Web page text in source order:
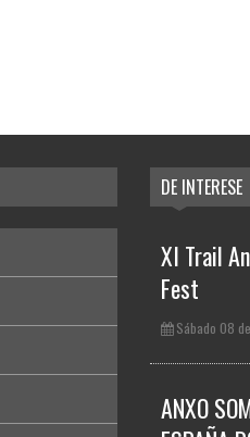
DE INTERESE
XI Trail
Fest
Sábado 08
ANXO